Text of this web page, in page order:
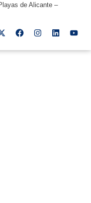
de Alicante –